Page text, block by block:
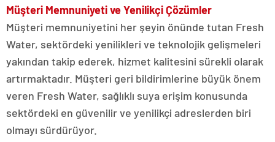
Müşteri Memnuniyeti ve Yenilikçi Çözümler
Müşteri memnuniyetini her şeyin önünde tutan Fresh
Water, sektördeki yenilikleri ve teknolojik gelişmeleri
yakından takip ederek, hizmet kalitesini sürekli olarak
artırmaktadır. Müşteri geri bildirimlerine büyük önem
veren Fresh Water, sağlıklı suya erişim konusunda
sektördeki en güvenilir ve yenilikçi adreslerden biri
olmayı sürdürüyor.